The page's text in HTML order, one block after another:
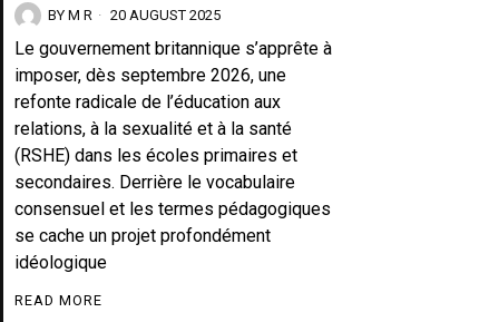
BY M R 20 AUGUST 2025
Le gouvernement britannique s’apprête à
imposer, dès septembre 2026, une
refonte radicale de l’éducation aux
relations, à la sexualité et à la santé
(RSHE) dans les écoles primaires et
secondaires. Derrière le vocabulaire
consensuel et les termes pédagogiques
se cache un projet profondément
idéologique
READ MORE